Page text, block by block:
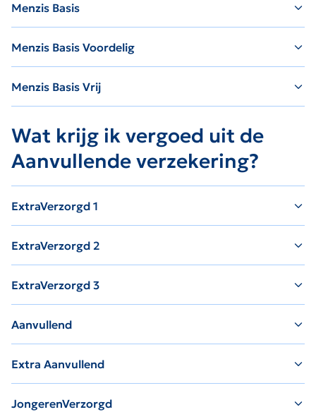
Menzis Basis
Menzis Basis Voordelig
Menzis Basis Vrij
Wat krijg ik vergoed uit de
Aanvullende verzekering?
ExtraVerzorgd 1
ExtraVerzorgd 2
ExtraVerzorgd 3
Aanvullend
Extra Aanvullend
JongerenVerzorgd